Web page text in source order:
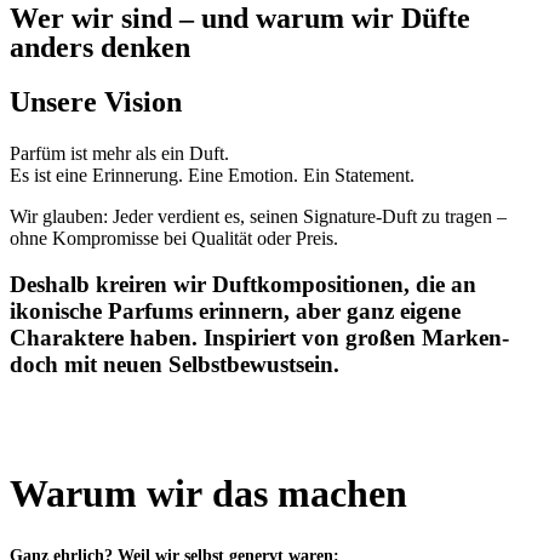
Wer wir sind – und warum wir Düfte
anders denken
Unsere Vision
Parfüm ist mehr als ein Duft.
Es ist eine Erinnerung. Eine Emotion. Ein Statement.
Wir glauben: Jeder verdient es, seinen Signature-Duft zu tragen –
ohne Kompromisse bei Qualität oder Preis.
Deshalb kreiren wir Duftkompositionen, die an
ikonische Parfums erinnern, aber ganz eigene
Charaktere haben. Inspiriert von großen Marken-
doch mit neuen Selbstbewustsein.
Warum wir das machen
Ganz ehrlich? Weil wir selbst genervt waren: